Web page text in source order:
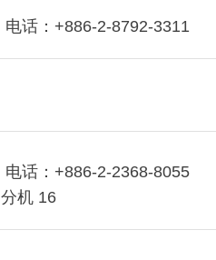
电话：+886-2-8792-3311
电话：+886-2-2368-8055
分机 16